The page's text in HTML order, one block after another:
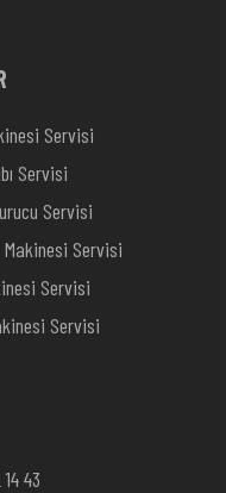
Servisi
Servisi
Servisi
Servisi
Servisi
Servisi
43